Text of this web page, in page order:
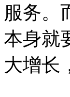
服务。
本身就
大增长